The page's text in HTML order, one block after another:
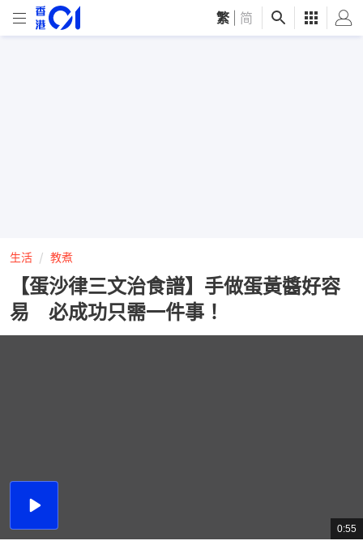
繁 简
生活 教煮
【蛋沙律三文治食譜】手做蛋黃醬好容
易 必成功只需一件事！
播
總
共
0:55